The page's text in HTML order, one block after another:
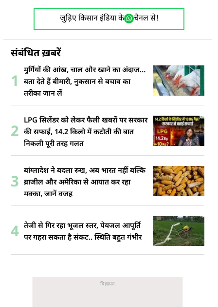
जुड़िए किसान इंडिया के चैनल से!
संबंधित ख़बरें
1
मुर्गियों की आंख, चाल और खाने का अंदाज…
बता देते हैं बीमारी, नुकसान से बचाव का
तरीका जान लें
2
LPG सिलेंडर को लेकर फैली खबरों पर सरकार
की सफाई, 14.2 किलो में कटौती की बात
निकली पूरी तरह गलत
3
बांग्लादेश ने बदला रुख, अब भारत नहीं बल्कि
ब्राजील और अमेरिका से आयात कर रहा
मक्का, जानें वजह
4 तेजी से गिर रहा भूजल स्तर, पेयजल आपूर्ति
पर गहरा सकता है संकट.. स्थिति बहुत गंभीर